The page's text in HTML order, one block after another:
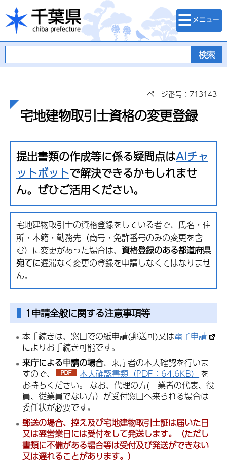
千葉県
検索・メニュ
ー
ページ番号：713143
宅地建物取引士資格の変更登録
提出書類の作成等に係る疑問点はAIチャ
ットボットで解決できるかもしれませ
ん。ぜひご活用ください。
宅地建物取引士の資格登録をしている者で、氏名・住
所・本籍・勤務先（商号・免許番号のみの変更を含
む）に変更があった場合は、 資格登録のある都道府県
宛てに遅滞なく変更の登録を申請しなくてはなりませ
ん。
1申請全般に関する注意事項等
本手続きは、窓口での紙申請(郵送可)又は電子申請
によりお手続き可能です。
来庁による申請の場合、来庁者の本人確認を行いま
すので、
本人確認書類（PDF：64.6KB） を
お持ちください。 なお、代理の方(＝業者の代表、役
員、従業員でない方）が受付窓口へ来られる場合は
委任状が必要です。
郵送の場合、控え及び宅地建物取引士証は届いた日
又は翌営業日には受付をして発送します。（ただし
書類に不備がある場合等は受付及び発送ができない
又は遅れることがあります。）